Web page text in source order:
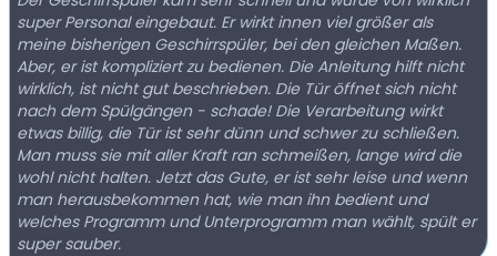
super Personal eingebaut. Er wirkt innen viel größer als
meine bisherigen Geschirrspüler, bei den gleichen Maßen.
Aber, er ist kompliziert zu bedienen. Die Anleitung hilft nicht
wirklich, ist nicht gut beschrieben. Die Tür öffnet sich nicht
nach dem Spülgängen - schade! Die Verarbeitung wirkt
etwas billig, die Tür ist sehr dünn und schwer zu schließen.
Man muss sie mit aller Kraft ran schmeißen, lange wird die
wohl nicht halten. Jetzt das Gute, er ist sehr leise und wenn
man herausbekommen hat, wie man ihn bedient und
welches Programm und Unterprogramm man wählt, spült er
super sauber.